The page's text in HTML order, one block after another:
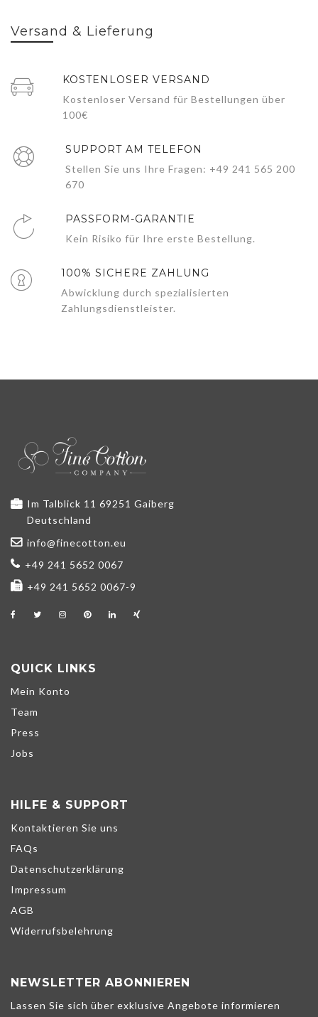
Versand & Lieferung
KOSTENLOSER VERSAND
Kostenloser Versand für Bestellungen über
100€
SUPPORT AM TELEFON
Stellen Sie uns Ihre Fragen: +49 241 565 200
670
PASSFORM-GARANTIE
Kein Risiko für Ihre erste Bestellung.
100% SICHERE ZAHLUNG
Abwicklung durch spezialisierten
Zahlungsdienstleister.
Im Talblick 11 69251 Gaiberg
Deutschland
info@finecotton.eu
+49 241 5652 0067
+49 241 5652 0067-9
QUICK LINKS
Mein Konto
Team
Press
Jobs
HILFE & SUPPORT
Kontaktieren Sie uns
FAQs
Datenschutzerklärung
Impressum
AGB
Widerrufsbelehrung
NEWSLETTER ABONNIEREN
Lassen Sie sich über exklusive Angebote informieren
persönliche Angebote zu unterbreiten und Ihr Erlebnis zu